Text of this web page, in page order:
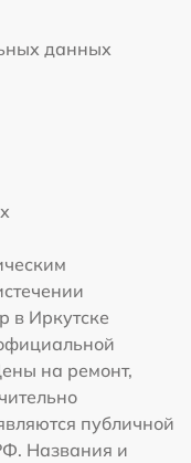
данных
в Иркутске
на ремонт,
публичной
Названия и